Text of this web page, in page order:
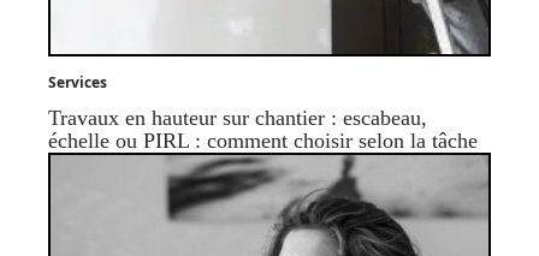
Services
Travaux en hauteur sur chantier : escabeau,
échelle ou PIRL : comment choisir selon la tâche